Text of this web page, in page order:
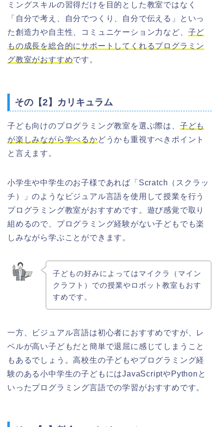
ミングスキルの習得だけを目的とした教室ではなく
「自分で考え、自分でつくり、自分で伝える」といっ
た創造力や自主性、コミュニケーション力など、 子ど
もの成長を総合的にサポートしてくれるプログラミン
グ教室がおすすめです。
その【2】カリキュラム
子ども向けのプログラミング教室を選ぶ際は、 子ども
が楽しみながら学べるかどうかも重視すべきポイント
と言えます。
小学生や中学生のお子様であれば「Scratch（スクラッ
チ）」のような ビジュアル言語を使用して授業を行う
プログラミング教室がおすすめです。遊び感覚で取り
組めるので、プログラミング経験がない子どもでも楽
しみながら学ぶことができます。
子どもの好みによってはマイクラ（マイン
クラフト）での授業やロボット教室もおす
すめです。
一方、ビジュアル言語は初心者におすすめですが、レ
ベルが高い子どもだと簡単で退屈に感じてしまうこと
もあるでしょう。高校生の子どもやプログラミング経
験のある小中学生の子どもにはJavaScriptやPythonと
いったプログラミング言語での学習がおすすめです。